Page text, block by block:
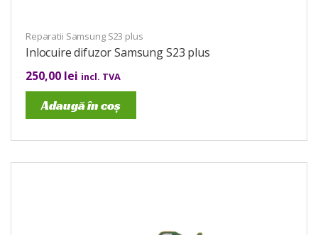
Reparatii Samsung S23 plus
Inlocuire difuzor Samsung S23 plus
250,00 lei incl. TVA
Adaugă în coș